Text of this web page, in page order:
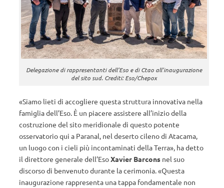
Delegazione di rappresentanti dell’Eso e di Ctao all’inaugurazione
del sito sud. Crediti: Eso/Chepox
«Siamo lieti di accogliere questa struttura innovativa nella
famiglia dell’Eso. È un piacere assistere all’inizio della
costruzione del sito meridionale di questo potente
osservatorio qui a Paranal, nel deserto cileno di Atacama,
un luogo con i cieli più incontaminati della Terra», ha detto
il direttore generale dell’EsoXavier Barcons nel suo
discorso di benvenuto durante la cerimonia. «Questa
inaugurazione rappresenta una tappa fondamentale non